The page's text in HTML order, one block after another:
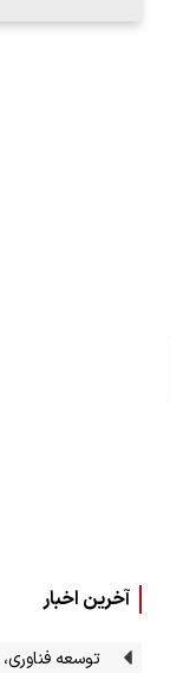
آخرین اخبار
توسعه